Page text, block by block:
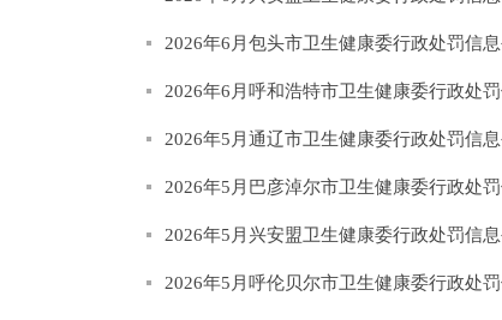
2026年6月包头市卫生健康委行政处罚信
2026年6月呼和浩特市卫生健康委行政处
2026年5月通辽市卫生健康委行政处罚信
2026年5月巴彦淖尔市卫生健康委行政处
2026年5月兴安盟卫生健康委行政处罚信
2026年5月呼伦贝尔市卫生健康委行政处